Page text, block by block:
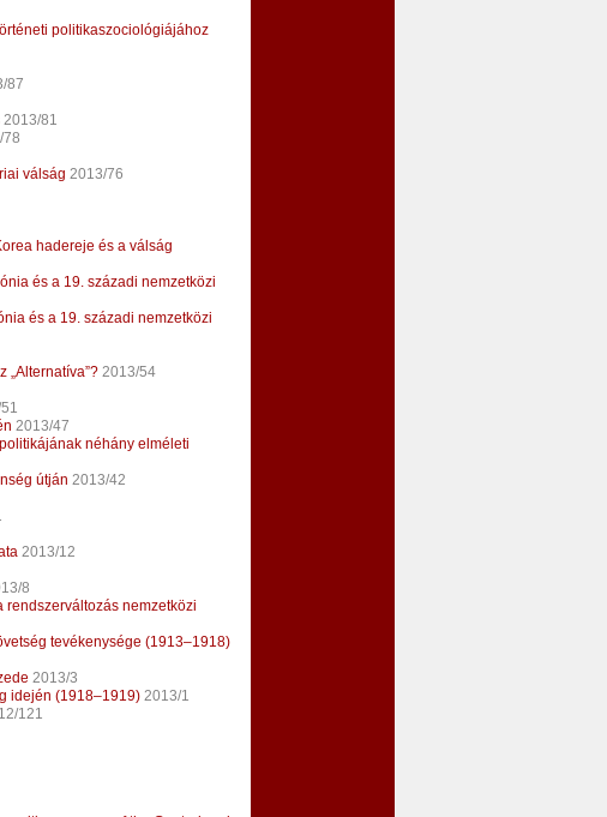
politikaszociológiájához
87
2013/81
78
válság 2013/76
hadereje és a válság
és a 19. századi nemzetközi
és a 19. századi nemzetközi
„Alternatíva”? 2013/54
2013/47
néhány elméleti
útján 2013/42
2013/12
8
rendszerváltozás nemzetközi
tevékenysége (1913–1918)
2013/3
idején (1918–1919) 2013/1
121